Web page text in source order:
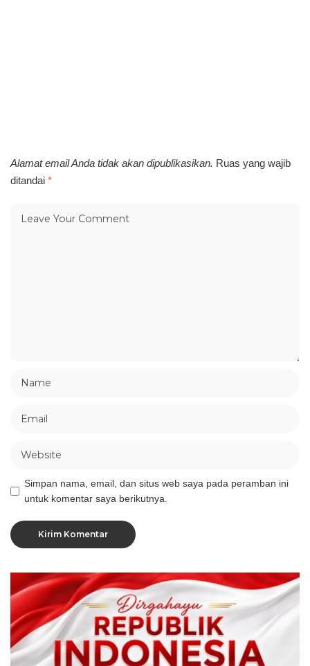
Alamat email Anda tidak akan dipublikasikan. Ruas yang wajib
ditandai *
Simpan nama, email, dan situs web saya pada peramban ini
untuk komentar saya berikutnya.